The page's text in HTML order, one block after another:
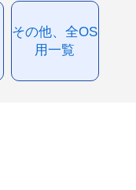
その他、全OS
用一覧